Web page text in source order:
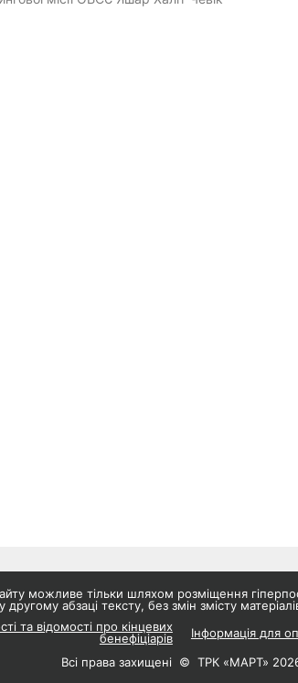
можливе тільки шляхом розміщення
другому абзаці тексту, без змін змісту
та відомості про кінцевих
бенефіціарів
Інформація для
Всі права захищені © ТРК «МАРТ»